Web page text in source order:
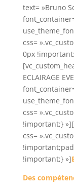
text= »Bruno
css=
0px
ECLAIRAGE
css=
!important;}
css=
!important;} »]
Des